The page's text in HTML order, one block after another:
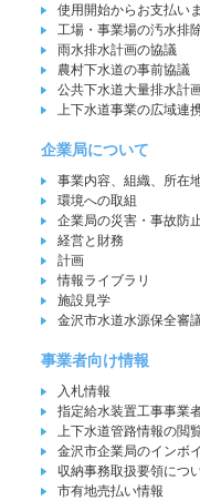
使用開始からお支払い
工場・事業場の汚水排
雨水排水計画の協議
農村下水道の事前協議
公共下水道大量排水計
上下水道事業の広域連
企業局について
事業内容、組織、所在
環境への取組
企業局の災害・事故防
経営と財務
計画
情報ライブラリ
施設見学
金沢市水道水源保全審
事業者向け情報
入札情報
指定給水装置工事事業
上下水道管路情報の閲
金沢市企業局のインボ
収納事務取扱要領につ
市有地売払い情報